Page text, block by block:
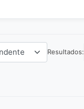
Resultados: